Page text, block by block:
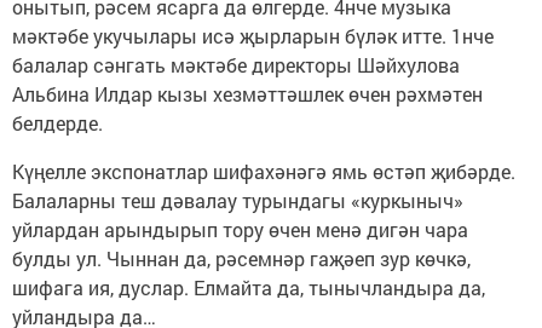
онытып, рәсем ясарга да өлгерде. 4нче музыка
мәктәбе укучылары исә җырларын бүләк итте. 1нче
балалар сәнгать мәктәбе директоры Шәйхулова
Альбина Илдар кызы хезмәттәшлек өчен рәхмәтен
белдерде.
Күңелле экспонатлар шифахәнәгә ямь өстәп җибәрде.
Балаларны теш дәвалау турындагы «куркыныч»
уйлардан арындырып тору өчен менә дигән чара
булды ул. Чыннан да, рәсемнәр гаҗәеп зур көчкә,
шифага ия, дуслар. Елмайта да, тынычландыра да,
уйландыра да…